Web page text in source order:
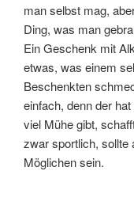
man selbst mag,
Ding, was man
Ein Geschenk mit
etwas, was einem
Beschenkten
einfach, denn der
viel Mühe gibt,
zwar sportlich, sollte
Möglichen sein.